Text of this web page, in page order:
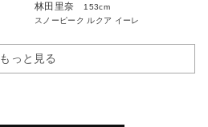
林田里奈
153cm
スノーピーク ルクア イーレ
もっと見る